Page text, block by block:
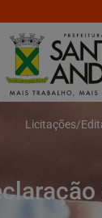
Licitações/